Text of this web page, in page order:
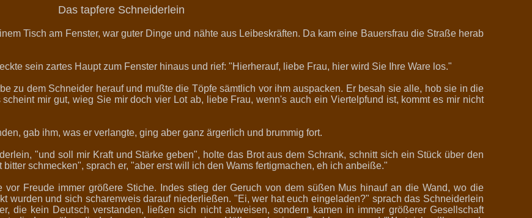
Das tapfere Schneiderlein
Tisch am Fenster, war guter Dinge und nähte aus Leibeskräften. Da kam eine Bauersfrau die Straße herab
sein zartes Haupt zum Fenster hinaus und rief: "Hierherauf, liebe Frau, hier wird Sie Ihre Ware los."
zu dem Schneider herauf und mußte die Töpfe sämtlich vor ihm auspacken. Er besah sie alle, hob sie in die
mir gut, wieg Sie mir doch vier Lot ab, liebe Frau, wenn's auch ein Viertelpfund ist, kommt es mir nicht
gab ihm, was er verlangte, ging aber ganz ärgerlich und brummig fort.
"und soll mir Kraft und Stärke geben", holte das Brot aus dem Schrank, schnitt sich ein Stück über den
schmecken", sprach er, "aber erst will ich den Wams fertigmachen, eh ich anbeiße."
Freude immer größere Stiche. Indes stieg der Geruch von dem süßen Mus hinauf an die Wand, wo die
wurden und sich scharenweis darauf niederließen. "Ei, wer hat euch eingeladen?" sprach das Schneiderlein
die kein Deutsch verstanden, ließen sich nicht abweisen, sondern kamen in immer größerer Gesellschaft